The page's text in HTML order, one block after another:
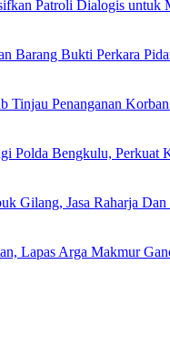
Patroli Dialogis untuk
Barang Bukti Perkara
Tinjau Penanganan
Polda Bengkulu, Perkuat
Gilang, Jasa Raharja
Lapas Arga Makmur